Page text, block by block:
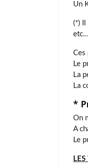
Un
(*) Il
etc...
Ces
Le
La
La
*
On
A
Le